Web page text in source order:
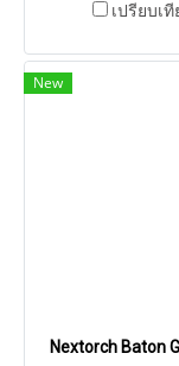
เปรียบเที
New
Nextorch Baton